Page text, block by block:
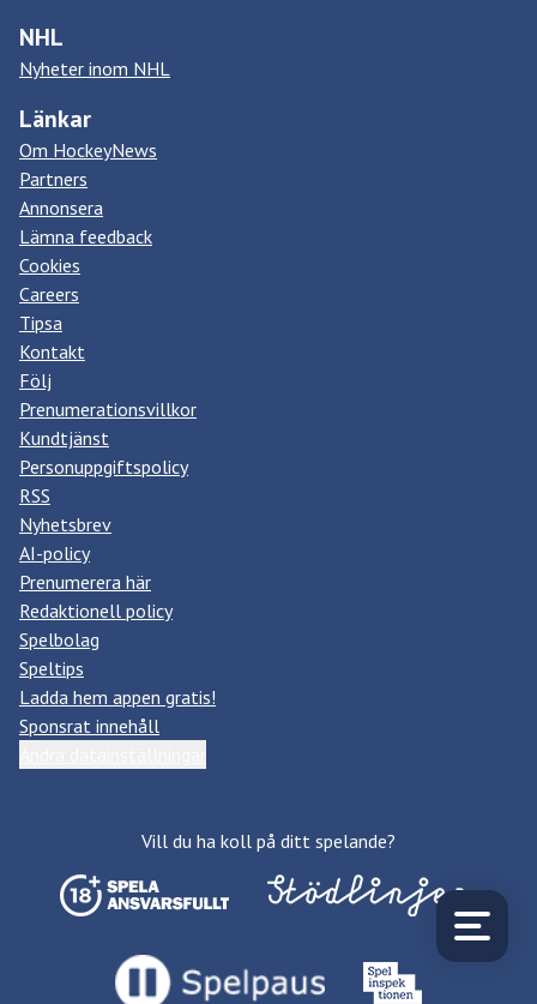
NHL
Nyheter inom NHL
Länkar
Om HockeyNews
Partners
Annonsera
Lämna feedback
Cookies
Careers
Tipsa
Kontakt
Följ
Prenumerationsvillkor
Kundtjänst
Personuppgiftspolicy
RSS
Nyhetsbrev
AI-policy
Prenumerera här
Redaktionell policy
Spelbolag
Speltips
Ladda hem appen gratis!
Sponsrat innehåll
Vill du ha koll på ditt spelande?